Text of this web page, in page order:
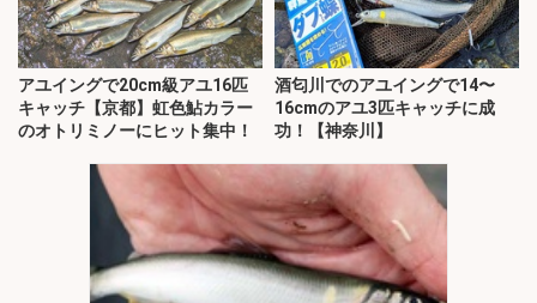
アユイングで20cm級アユ16匹
キャッチ【京都】虹色鮎カラー
のオトリミノーにヒット集中！
酒匂川でのアユイングで14〜
16cmのアユ3匹キャッチに成
功！【神奈川】